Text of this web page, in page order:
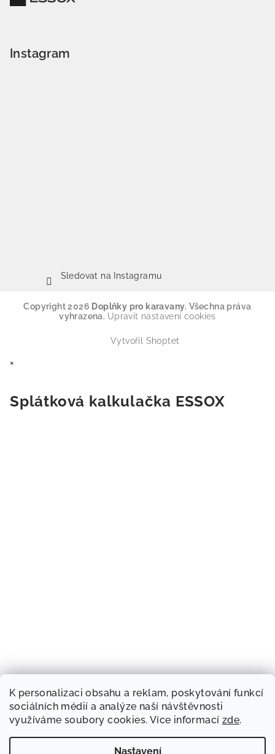
K personalizaci obsahu a reklam, poskytování funkcí
sociálních médií a analýze naší návštěvnosti
využíváme soubory cookies. Více informací zde.
Nastavení
Instagram
Sledovat na Instagramu
Copyright 2026 Doplňky pro karavany. Všechna práva
vyhrazena. Upravit nastavení cookies
Vytvořil Shoptet
×
Splátková kalkulačka ESSOX